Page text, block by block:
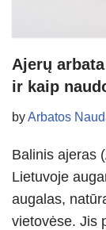
Ajerų
ir kaip
byArbatos
Balinis ajeras
Lietuvoje
augalas,
vietovėse. Jis